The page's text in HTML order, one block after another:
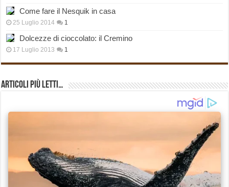
Come fare il Nesquik in casa
25 Luglio 2014 1
Dolcezze di cioccolato: il Cremino
17 Luglio 2013 1
Articoli più Letti…